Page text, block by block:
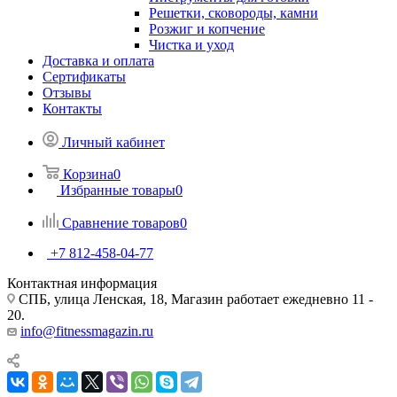
Решетки, сковороды, камни
Розжиг и копчение
Чистка и уход
Доставка и оплата
Сертификаты
Отзывы
Контакты
Личный кабинет
Корзина0
Избранные товары0
Сравнение товаров0
+7 812-458-04-77
Контактная информация
СПБ, улица Ленская, 18, Магазин работает ежедневно 11 -
20.
info@fitnessmagazin.ru